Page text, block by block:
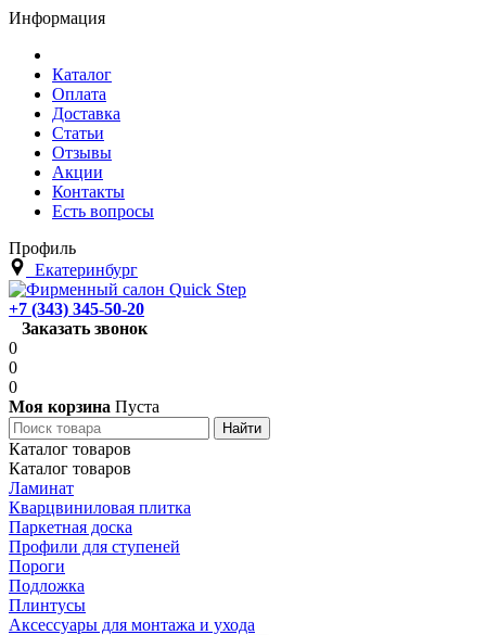
Информация
Каталог
Оплата
Доставка
Статьи
Отзывы
Акции
Контакты
Есть вопросы
Профиль
Екатеринбург
+7 (343) 345-50-20
Заказать звонок
0
0
0
Моя корзина Пуста
Каталог товаров
Каталог товаров
Ламинат
Кварцвиниловая плитка
Паркетная доска
Профили для ступеней
Пороги
Подложка
Плинтусы
Аксессуары для монтажа и ухода